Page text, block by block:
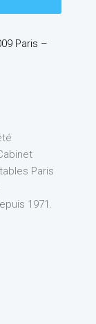
Paris –
Paris
1971.